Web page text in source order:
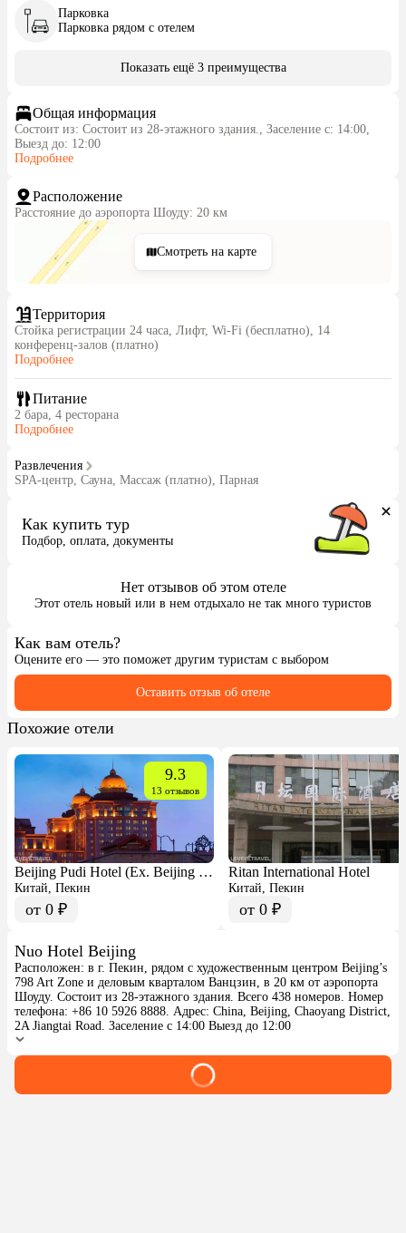
Парковка
Парковка рядом с отелем
Показать ещё 3 преимущества
Общая информация
Состоит из: Состоит из 28-этажного здания., Заселение с: 14:00,
Выезд до: 12:00
Подробнее
Расположение
Расстояние до аэропорта Шоуду: 20 км
Смотреть на карте
Территория
Стойка регистрации 24 часа, Лифт, Wi-Fi (бесплатно), 14
конференц-залов (платно)
Подробнее
Питание
2 бара, 4 ресторана
Подробнее
Развлечения
SPA-центр, Сауна, Массаж (платно), Парная
Как купить тур
Подбор, оплата, документы
Нет отзывов об этом отеле
Этот отель новый или в нем отдыхало не так много туристов
Как вам отель?
Оцените его — это поможет другим туристам с выбором
Оставить отзыв об отеле
Похожие отели
9.3
13 отзывов
Beijing Pudi Hotel (Ex. Beijing Marriott Hotel City Wall)
Китай, Пекин
от 0 ₽
Ritan International Hotel
Китай, Пекин
от 0 ₽
Nuo Hotel Beijing
Расположен: в г. Пекин, рядом с художественным центром Beijing’s
798 Art Zone и деловым кварталом Ванцзин, в 20 км от аэропорта
Шоуду. Состоит из 28-этажного здания. Всего 438 номеров. Номер
телефона: +86 10 5926 8888. Адрес: China, Beijing, Chaoyang District,
2A Jiangtai Road. Заселение с 14:00 Выезд до 12:00